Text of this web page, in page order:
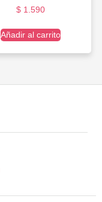
$ 1.590
Añadir al carrito